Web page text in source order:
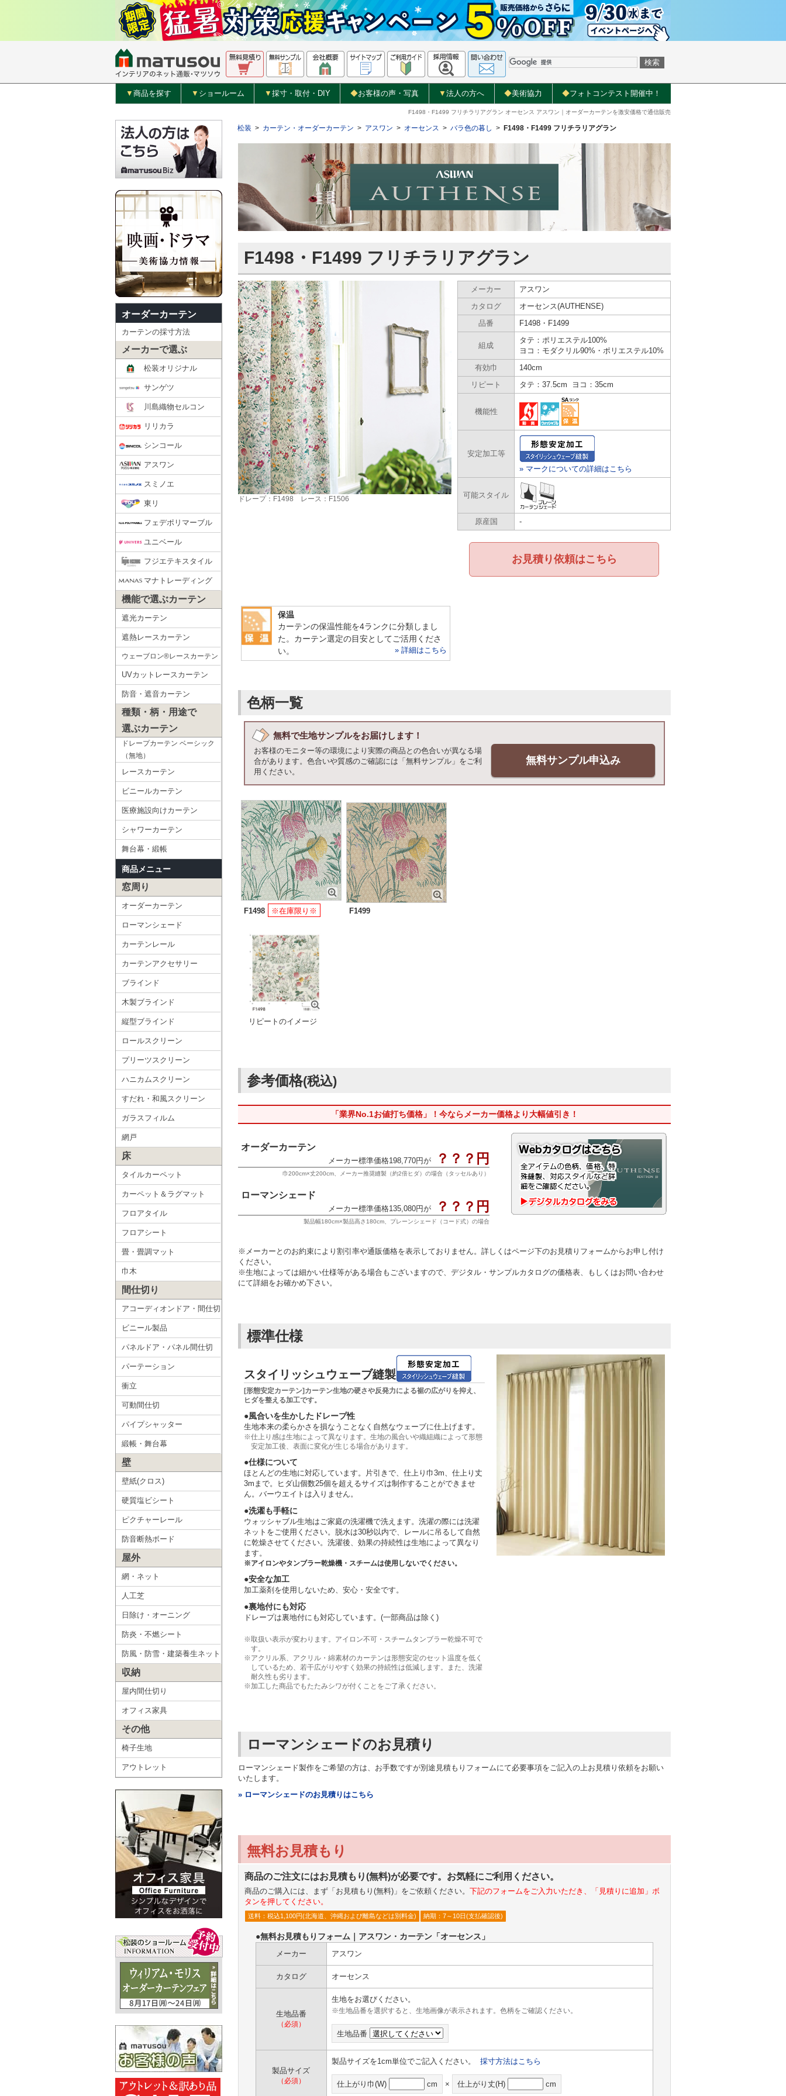
▼ 商品を探す ▼ ショールーム ▼ 採寸・取付・DIY ◆お客様の声・写真 ▼法人の方へ ◆美術協力 ◆フォトコンテスト開催中！
F1498・F1499 フリチラリアグラン オーセンス アスワン｜オーダーカーテンを激安価格で通信販売
オーダーカーテン
カーテンの採寸方法
メーカーで選ぶ
松装オリジナル
サンゲツ
川島織物セルコン
リリカラ
シンコール
アスワン
スミノエ
東リ
フェデポリマーブル
ユニベール
フジエテキスタイル
マナトレーディング
機能で選ぶカーテン
遮光カーテン
遮熱レースカーテン
ウェーブロン®レースカーテン
UVカットレースカーテン
防音・遮音カーテン
種類・柄・用途で
選ぶカーテン
ドレープカーテン ベーシック
（無地）
レースカーテン
ビニールカーテン
医療施設向けカーテン
シャワーカーテン
舞台幕・緞帳
商品メニュー
窓周り
オーダーカーテン
ローマンシェード
カーテンレール
カーテンアクセサリー
ブラインド
木製ブラインド
縦型ブラインド
ロールスクリーン
プリーツスクリーン
ハニカムスクリーン
すだれ・和風スクリーン
ガラスフィルム
網戸
床
タイルカーペット
カーペット＆ラグマット
フロアタイル
フロアシート
畳・畳調マット
巾木
間仕切り
アコーディオンドア・間仕切
ビニール製品
パネルドア・パネル間仕切
パーテーション
衝立
可動間仕切
パイプシャッター
緞帳・舞台幕
壁
壁紙(クロス)
硬質塩ビシート
ピクチャーレール
防音断熱ボード
屋外
網・ネット
人工芝
日除け・オーニング
防炎・不燃シート
防風・防雪・建築養生ネット
収納
屋内間仕切り
オフィス家具
その他
椅子生地
アウトレット
松装 > カーテン・オーダーカーテン > アスワン > オーセンス > バラ色の暮し > F1498・F1499 フリチラリアグラン
F1498・F1499 フリチラリアグラン
ドレープ：F1498 レース：F1506
メーカー
アスワン
カタログ
オーセンス(AUTHENSE)
品番
F1498・F1499
組成
タテ：ポリエステル100%
ヨコ：モダクリル90%・ポリエステル10%
有効巾
140cm
リピート
タテ：37.5cm ヨコ：35cm
機能性
安定加工等
» マークについての詳細はこちら
可能スタイル
原産国 -
お見積り依頼はこちら
保温
カーテンの保温性能を4ランクに分類しまし
た。カーテン選定の目安としてご活用くださ
い。
» 詳細はこちら
色柄一覧
無料で生地サンプルをお届けします！
お客様のモニター等の環境により実際の商品との色合いが異なる場
合があります。色合いや質感のご確認には「無料サンプル」をご利
用ください。
無料サンプル申込み
F1498 ※在庫限り※ F1499
リピートのイメージ
参考価格(税込)
「業界No.1お値打ち価格」！今ならメーカー価格より大幅値引き！
オーダーカーテン
メーカー標準価格198,770円が ？？？円
巾200cm×丈200cm、メーカー推奨縫製（約2倍ヒダ）の場合（タッセルあり）
ローマンシェード
メーカー標準価格135,080円が ？？？円
製品幅180cm×製品高さ180cm、プレーンシェード（コード式）の場合
※メーカーとのお約束により割引率や通販価格を表示しておりません。詳しくはページ下のお見積りフォームからお申し付け
ください。
※生地によっては細かい仕様等がある場合もございますので、デジタル・サンプルカタログの価格表、もしくはお問い合わせ
にて詳細をお確かめ下さい。
標準仕様
スタイリッシュウェーブ縫製
[形態安定カーテン]カーテン生地の硬さや反発力による裾の広がりを抑え、
ヒダを整える加工です。
●風合いを生かしたドレープ性
生地本来の柔らかさを損なうことなく自然なウェーブに仕上げます。
※仕上り感は生地によって異なります。生地の風合いや織組織によって形態
安定加工後、表面に変化が生じる場合があります。
●仕様について
ほとんどの生地に対応しています。片引きで、仕上り巾3m、仕上り丈
3mまで。ヒダ山個数25個を超えるサイズは制作することができませ
ん。バーウエイトは入りません。
●洗濯も手軽に
ウォッシャブル生地はご家庭の洗濯機で洗えます。洗濯の際には洗濯
ネットをご使用ください。脱水は30秒以内で、レールに吊るして自然
に乾燥させてください。洗濯後、効果の持続性は生地によって異なり
ます。
※アイロンやタンブラー乾燥機・スチームは使用しないでください。
●安全な加工
加工薬剤を使用しないため、安心・安全です。
●裏地付にも対応
ドレープは裏地付にも対応しています。(一部商品は除く)
※取扱い表示が変わります。アイロン不可・スチームタンブラー乾燥不可で
す。
※アクリル系、アクリル・綿素材のカーテンは形態安定のセット温度を低く
しているため、若干広がりやすく効果の持続性は低減します。また、洗濯
耐久性も劣ります。
※加工した商品でもたたみシワが付くことをご了承ください。
ローマンシェードのお見積り
ローマンシェード製作をご希望の方は、お手数ですが別途見積もりフォームにて必要事項をご記入の上お見積り依頼をお願い
いたします。
» ローマンシェードのお見積りはこちら
無料お見積もり
商品のご注文にはお見積もり(無料)が必要です。お気軽にご利用ください。
商品のご購入には、まず「お見積もり(無料)」をご依頼ください。 下記のフォームをご入力いただき、「見積りに追加」ボ
タンを押してください。
送料：税込1,100円(北海道、沖縄および離島などは別料金) 納期：7～10日(支払確認後)
●無料お見積もりフォーム｜アスワン・カーテン「オーセンス」
メーカー アスワン
カタログ オーセンス
生地品番
（必須）
生地をお選びください。
※生地品番を選択すると、生地画像が表示されます。色柄をご確認ください。
生地品番
製品サイズ
（必須）
製品サイズを1cm単位でご記入ください。 採寸方法はこちら
仕上がり巾(W) cm × 仕上がり丈(H) cm